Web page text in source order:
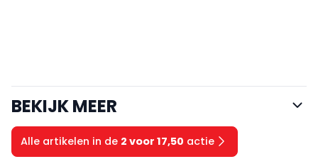
BEKIJK MEER
Alle artikelen in de 2 voor 17,50 actie